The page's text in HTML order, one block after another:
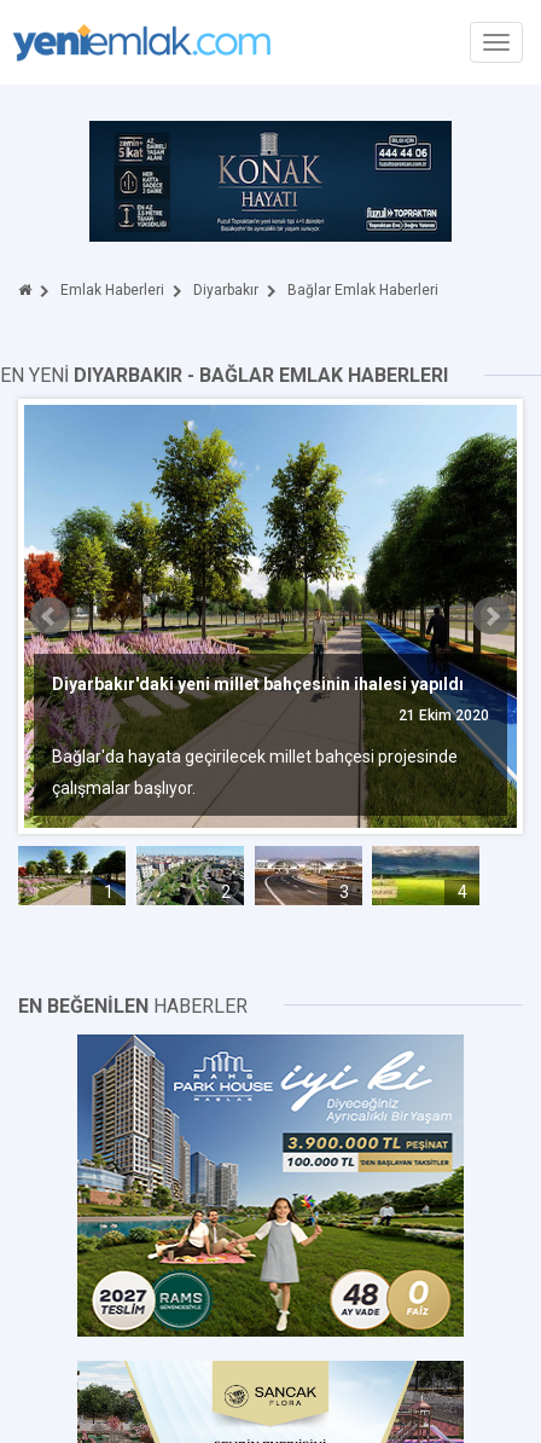
Emlak Haberleri Diyarbakır Bağlar Emlak Haberleri
EN YENİ DIYARBAKIR - BAĞLAR EMLAK HABERLERI
Diyarbakır'daki yeni millet bahçesinin ihalesi yapıldı
21 Ekim 2020
Bağlar'da hayata geçirilecek millet bahçesi projesinde
çalışmalar başlıyor.
1 2 3 4
EN BEĞENİLEN HABERLER